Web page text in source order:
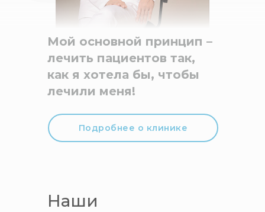
Мой основной принцип –
лечить пациентов так,
как я хотела бы, чтобы
лечили меня!
Подробнее о клинике
Наши